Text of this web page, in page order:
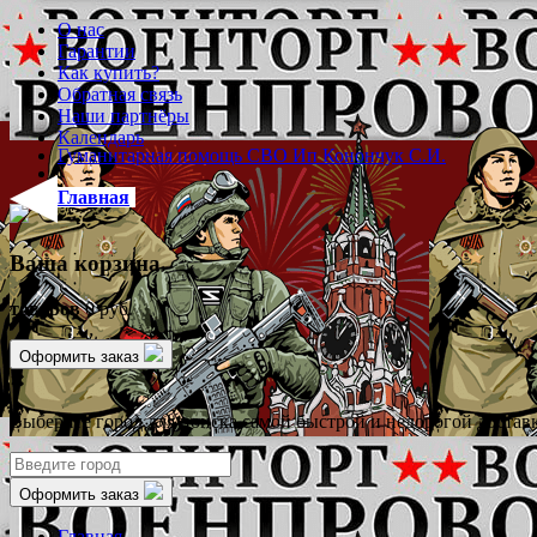
О нас
Гарантии
Как купить?
Обратная связь
Наши партнёры
Календарь
Гуманитарная помощь СВО Ип Конончук С.И.
Главная
Ваша корзина
товаров 0 руб.
Оформить заказ
✖
Выберите город для поиска самой быстрой и недорогой
Оформить заказ